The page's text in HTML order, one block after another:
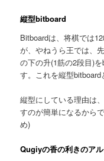
縦型bitboard
Bitboardは、将棋では
が、やねうら王では、
の下の升(1筋の2段目)
す。これを縦型bitboard
縦型にしている理由は
すのが簡単になるから
め)
Qugiyの香の利きのア